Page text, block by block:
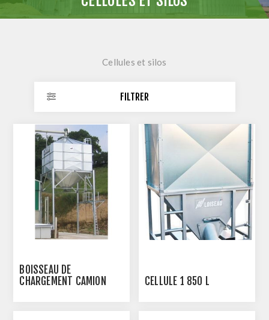
Cellules et silos
FILTRER
BOISSEAU DE
CHARGEMENT CAMION
CELLULE 1 850 L